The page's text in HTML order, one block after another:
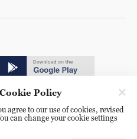
All Rights Reserved. 16A
Policy
agree to our use of cookies, revised
can change your cookie settings